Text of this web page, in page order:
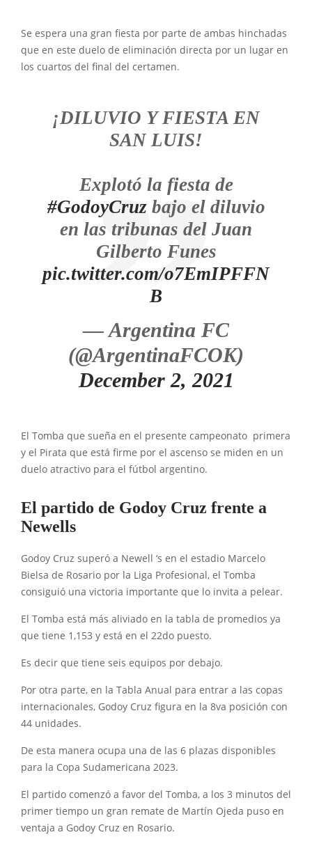
Se espera una gran fiesta por parte de ambas hinchadas
que en este duelo de eliminación directa por un lugar en
los cuartos del final del certamen.
¡DILUVIO Y FIESTA EN
SAN LUIS!
Explotó la fiesta de
#GodoyCruzbajo el diluvio
en las tribunas del Juan
Gilberto Funes
pic.twitter.com/o7EmIPFFN
B
— Argentina FC
(@ArgentinaFCOK)
December 2, 2021
El Tomba que sueña en el presente campeonato primera
y el Pirata que está firme por el ascenso se miden en un
duelo atractivo para el fútbol argentino.
El partido de Godoy Cruz frente a
Newells
Godoy Cruz superó a Newell ‘s en el estadio Marcelo
Bielsa de Rosario por la Liga Profesional, el Tomba
consiguió una victoria importante que lo invita a pelear.
El Tomba está más aliviado en la tabla de promedios ya
que tiene 1,153 y está en el 22do puesto.
Es decir que tiene seis equipos por debajo.
Por otra parte, en la Tabla Anual para entrar a las copas
internacionales, Godoy Cruz figura en la 8va posición con
44 unidades.
De esta manera ocupa una de las 6 plazas disponibles
para la Copa Sudamericana 2023.
El partido comenzó a favor del Tomba, a los 3 minutos del
primer tiempo un gran remate de Martín Ojeda puso en
ventaja a Godoy Cruz en Rosario.